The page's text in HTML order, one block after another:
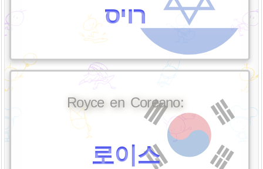
רויס
Royce en Coreano:
로이스